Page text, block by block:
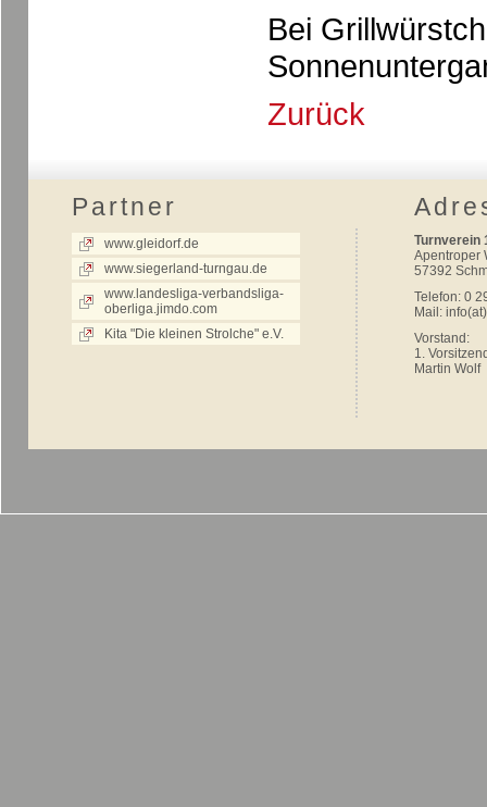
Bei
Zurück
Partner
www.gleidorf.de
www.siegerland-turngau.de
www.landesliga-verbandsliga-
oberliga.jimdo.com
Kita "Die kleinen Strolche" e.V.
Turnverein
Apentroper
57392
Telefon: 0
Mail:
Vorstand:
1.
Martin Wolf